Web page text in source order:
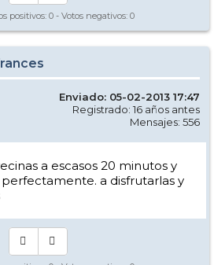
positivos: 0 - Votos negativos: 0
Enviado: 05-02-2013 17:47
Registrado: 16 años antes
Mensajes: 556
a escasos 20 minutos y
a disfrutarlas y